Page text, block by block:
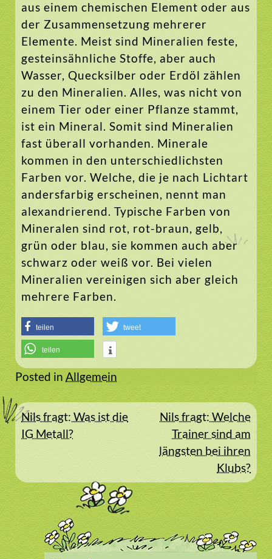
aus einem chemischen Element oder aus
der Zusammensetzung mehrerer
Elemente. Meist sind Mineralien feste,
gesteinsähnliche Stoffe, aber auch
Wasser, Quecksilber oder Erdöl zählen
zu den Mineralien. Alles, was nicht von
einem Tier oder einer Pflanze stammt,
ist ein Mineral. Somit sind Mineralien
fast überall vorhanden. Minerale
kommen in den unterschiedlichsten
Farben vor. Welche, die je nach Lichtart
andersfarbig erscheinen, nennt man
alexandrierend. Typische Farben von
Mineralen sind rot, rot-braun, gelb,
grün oder blau, sie kommen auch aber
schwarz oder weiß vor. Bei vielen
Mineralien vereinigen sich aber gleich
mehrere Farben.
teilen tweet
teilen
Posted in Allgemein
Beitragsnavigation
Nils fragt: Was ist die
IG Metall?
Nils fragt: Welche
Trainer sind am
längsten bei ihren
Klubs?